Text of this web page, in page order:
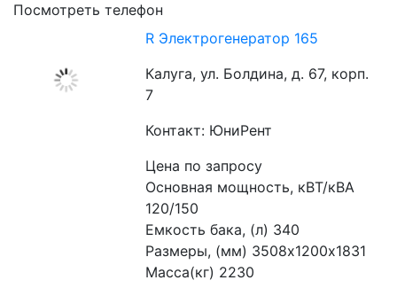
Посмотреть телефон
R Электрогенератор 165
Калуга, ул. Болдина, д. 67, корп.
7
Контакт: ЮниРент
Цена по запросу
Основная мощность, кВТ/кВА
120/150
Емкость бака, (л) 340
Размеры, (мм) 3508х1200х1831
Масса(кг) 2230